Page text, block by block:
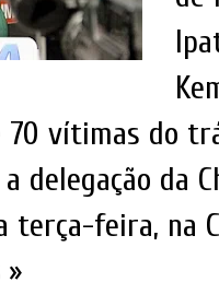
70 vítimas do
delegação da
terça-feira, na
»